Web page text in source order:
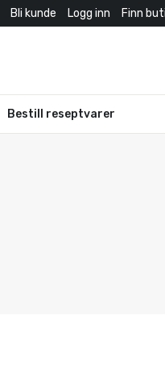
Bli kunde Logg inn Finn
Bestill reseptvarer